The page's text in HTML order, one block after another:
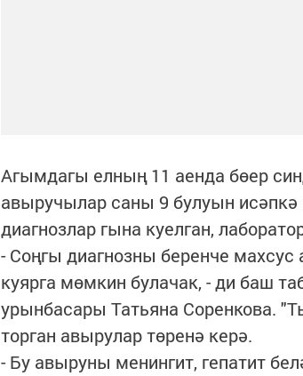
Агымдагы елның 11 аенда бөер
авыручылар саны 9 булуын исәпкә
диагнозлар гына куелган,
- Соңгы диагнозны беренче
куярга мөмкин булачак, - ди баш
урынбасары Татьяна Соренкова.
торган авырулар төренә керә.
- Бу авыруны менингит, гепатит